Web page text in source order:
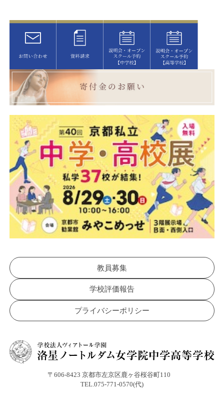
教員募集
学校評価報告
プライバシーポリシー
〒606-8423 京都市左京区鹿ヶ谷桜谷町110
TEL.075-771-0570(代)